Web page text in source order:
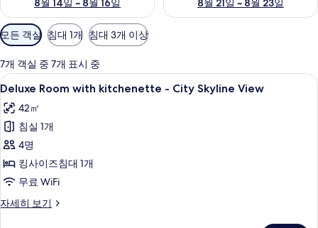
객
실
에
사
용
가
능
한
터
모든 객실 침대 1개 침대 3개 이상
7개 객실 중 7개 표시 중
Deluxe
Room
with
kitchenette
-
City
Skyline
사
7
Deluxe Room with kitchenette - City Skyline View
42㎡
침실 1개
4명
킹사이즈침대 1개
무료 WiFi
자세히 보기
Deluxe